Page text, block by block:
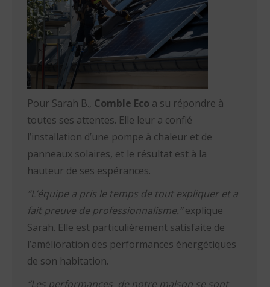
Pour Sarah B., Comble Eco a su répondre à
toutes ses attentes. Elle leur a confié
l’installation d’une pompe à chaleur et de
panneaux solaires, et le résultat est à la
hauteur de ses espérances.
“L’équipe a pris le temps de tout expliquer et a
fait preuve de professionnalisme.”explique
Sarah. Elle est particulièrement satisfaite de
l’amélioration des performances énergétiques
de son habitation.
“Les performances de notre maison se sont